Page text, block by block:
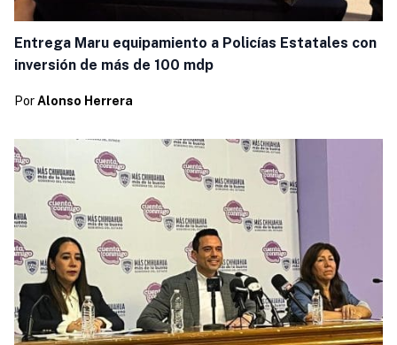
Entrega Maru equipamiento a Policías Estatales con
inversión de más de 100 mdp
Por Alonso Herrera